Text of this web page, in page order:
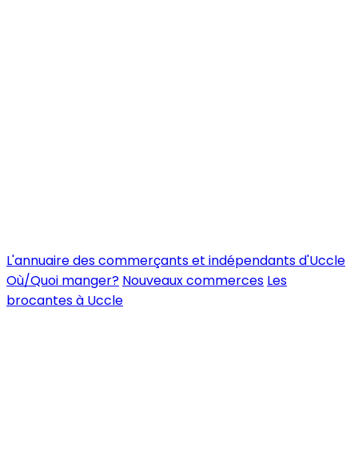
L'annuaire des commerçants et indépendants d'Uccle
Où/Quoi manger? Nouveaux commerces Les
brocantes à Uccle